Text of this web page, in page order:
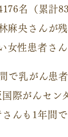
名（累計
麻央さんが
女性患者さ
で乳がん患
際がんセン
んも1年間